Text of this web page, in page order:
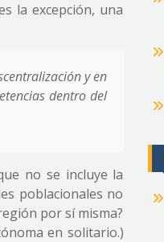
la excepción, una
y en
dentro del
no se incluye la
poblacionales no
por sí misma?
en solitario.)